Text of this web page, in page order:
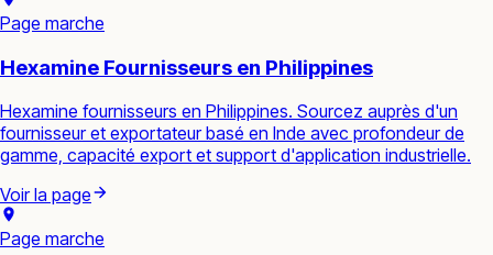
Page marche
Hexamine Fournisseurs en Philippines
Hexamine fournisseurs en Philippines. Sourcez auprès d'un
fournisseur et exportateur basé en Inde avec profondeur de
gamme, capacité export et support d'application industrielle.
Voir la page
Page marche